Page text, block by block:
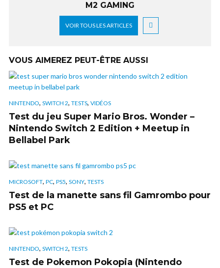
M2 GAMING
VOIR TOUS LES ARTICLES
VOUS AIMEREZ PEUT-ÊTRE AUSSI
NINTENDO, SWITCH 2, TESTS, VIDÉOS
Test du jeu Super Mario Bros. Wonder –
Nintendo Switch 2 Edition + Meetup in
Bellabel Park
MICROSOFT, PC, PS5, SONY, TESTS
Test de la manette sans fil Gamrombo pour
PS5 et PC
NINTENDO, SWITCH 2, TESTS
Test de Pokemon Pokopia (Nintendo